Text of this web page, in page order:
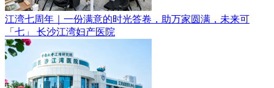
江湾七周年｜一份满意的时光答卷，助万家圆满，未来可
「七」 长沙江湾妇产医院